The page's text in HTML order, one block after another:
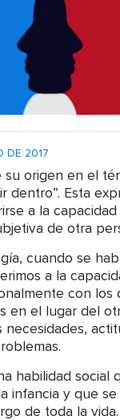
DE 2017
su origen en el
dentro”. Esta
a la
de otra
cuando se
a la
con los
en el lugar del
necesidades,
habilidad social
infancia y que
de toda la